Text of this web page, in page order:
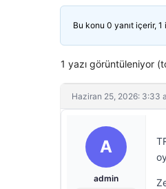
Bu konu 0 yanıt içerir,
1 yazı görüntüleniyor
Haziran 25, 2026: 3:33
A
admin